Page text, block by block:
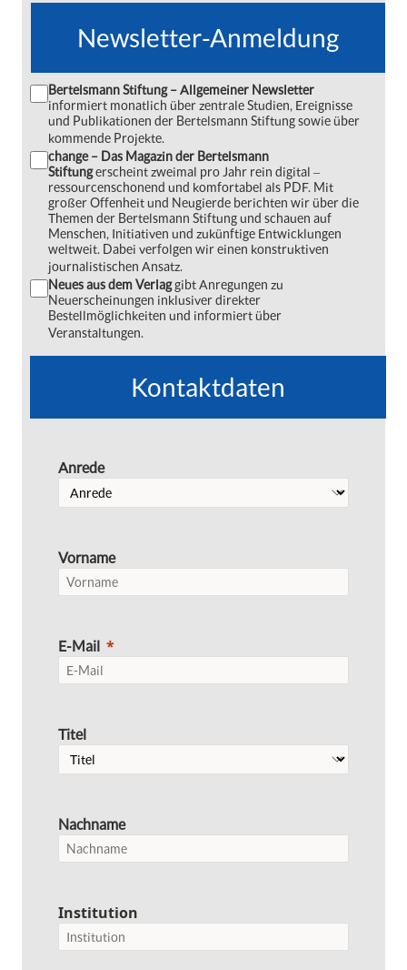
Newsletter-Anmeldung
Bertelsmann Stiftung – Allgemeiner Newsletter
informiert monatlich über zentrale Studien, Ereignisse
und Publikationen der Bertelsmann Stiftung sowie über
kommende Projekte.
change – Das Magazin der Bertelsmann
Stiftungerscheint zweimal pro Jahr rein digital ‒
ressourcenschonend und komfortabel als PDF. Mit
großer Offenheit und Neugierde berichten wir über die
Themen der Bertelsmann Stiftung und schauen auf
Menschen, Initiativen und zukünftige Entwicklungen
weltweit. Dabei verfolgen wir einen konstruktiven
journalistischen Ansatz.
Neues aus dem Verlaggibt Anregungen zu
Neuerscheinungen inklusiver direkter
Bestellmöglichkeiten und informiert über
Veranstaltungen.
Kontaktdaten
Anrede
Vorname
E-Mail
Titel
Nachname
Institution